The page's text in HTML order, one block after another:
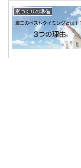
家づくりの準備